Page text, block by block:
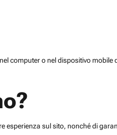
computer o nel dispositivo
esperienza sul sito, nonché di